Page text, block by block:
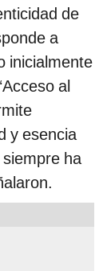
de
a
inicialmente
al
y esencia
ha